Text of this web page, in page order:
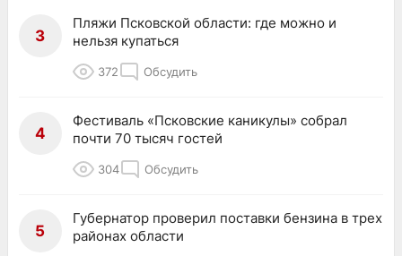
3
Пляжи Псковской области: где можно и
нельзя купаться
372 Обсудить
4
Фестиваль «Псковские каникулы» собрал
почти 70 тысяч гостей
304 Обсудить
5
Губернатор проверил поставки бензина в трех
районах области